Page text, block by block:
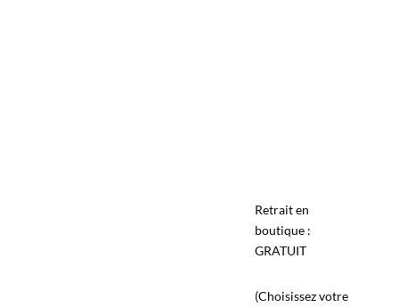
Retrait en
boutique :
GRATUIT
(Choisissez votre